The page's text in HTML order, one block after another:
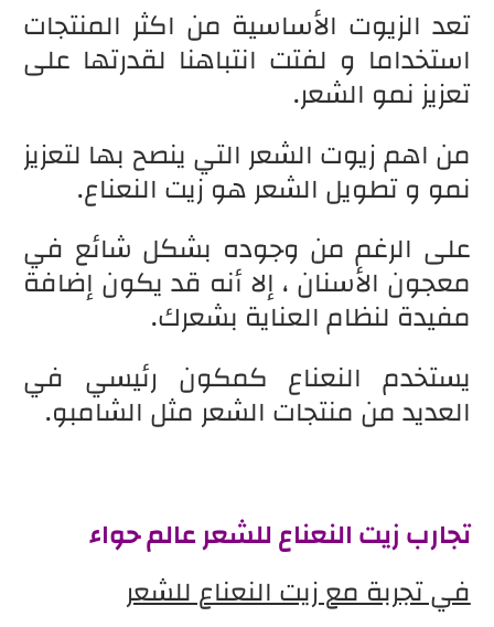
تعد الزيوت الأساسية من اكثر المنتجات
استخداما و لفتت انتباهنا لقدرتها على
تعزيز نمو الشعر.
من اهم زيوت الشعر التي ينصح بها لتعزيز
نمو و تطويل الشعر هو زيت النعناع.
على الرغم من وجوده بشكل شائع في
معجون الأسنان ، إلا أنه قد يكون إضافة
مفيدة لنظام العناية بشعرك.
يستخدم النعناع كمكون رئيسي في
العديد من منتجات الشعر مثل الشامبو.
تجارب زيت النعناع للشعر عالم حواء
في تجربة مع زيت النعناع للشعر